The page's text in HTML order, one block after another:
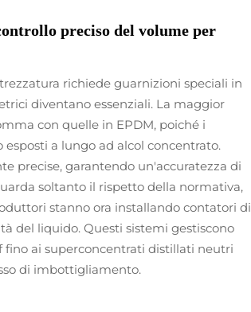
preciso del volume per
richiede guarnizioni speciali in
diventano essenziali. La maggior
con quelle in EPDM, poiché i
a lungo ad alcol concentrato.
precise, garantendo un'accuratezza di
soltanto il rispetto della normativa,
stanno ora installando contatori di
del liquido. Questi sistemi gestiscono
ai superconcentrati distillati neutri
di imbottigliamento.